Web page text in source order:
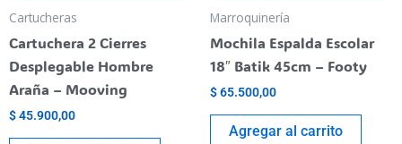
Cartucheras
Cartuchera 2 Cierres
Desplegable Hombre
Araña – Mooving
$45.900,00
Marroquinería
Mochila Espalda Escolar
18″ Batik 45cm – Footy
$65.500,00
Agregar al carrito